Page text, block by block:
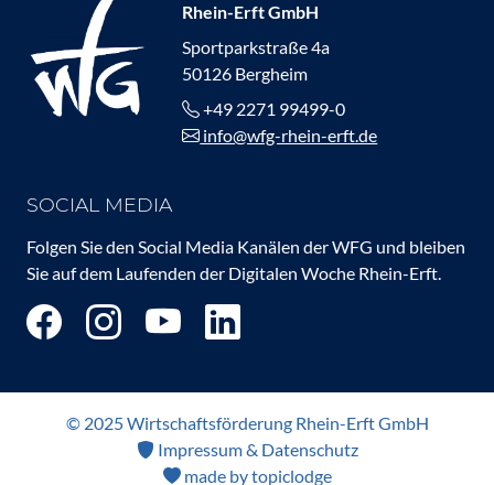
Rhein-Erft GmbH
Sportparkstraße 4a
50126 Bergheim
+49 2271 99499-0
info@wfg-rhein-erft.de
SOCIAL MEDIA
Folgen Sie den Social Media Kanälen der WFG und bleiben
Sie auf dem Laufenden der Digitalen Woche Rhein-Erft.
© 2025 Wirtschaftsförderung Rhein-Erft GmbH
Impressum & Datenschutz
made by topiclodge